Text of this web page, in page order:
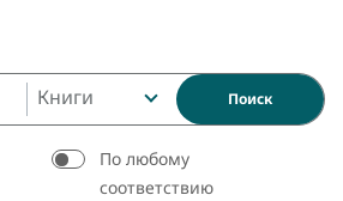
Книги Поиск
По любому
соответствию